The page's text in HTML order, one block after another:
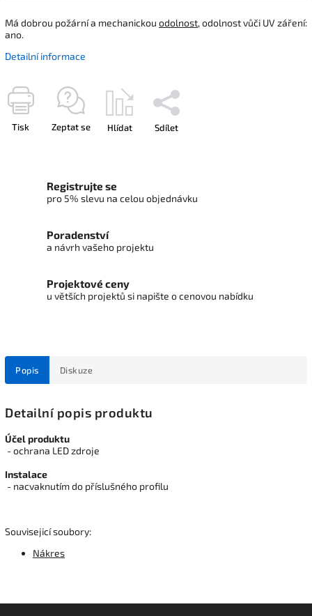
Má dobrou požární a mechanickou odolnost, odolnost vůči UV záření:
ano.
Detailní informace
Tisk Zeptat se Hlídat Sdílet
Registrujte se
pro 5% slevu na celou objednávku
Poradenství
a návrh vašeho projektu
Projektové ceny
u větších projektů si napište o cenovou nabídku
Popis Diskuze
Detailní popis produktu
Účel produktu
- ochrana LED zdroje
Instalace
- nacvaknutím do příslušného profilu
Souvisejicí soubory:
Nákres